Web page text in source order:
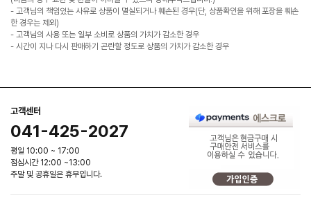
- 고객님의 책임있는 사유로 상품이 멸실되거나 훼손된 경우(단, 상품확인을 위해 포장을 훼손
한 경우는 제외)
- 고객님의 사용 또는 일부 소비로 상품의 가치가 감소한 경우
- 시간이 지나 다시 판매하기 곤란할 정도로 상품의 가치가 감소한 경우
고객센터
041-425-2027
평일 10:00 ~ 17:00
점심시간 12:00 ~13:00
주말 및 공휴일은 휴무입니다.